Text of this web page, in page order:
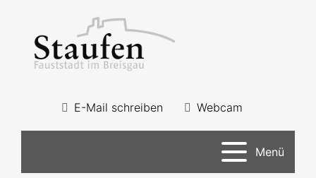
E-Mail schreiben Webcam
Menü